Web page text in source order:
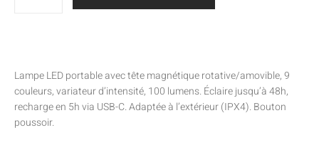
Lampe LED portable avec tête magnétique rotative/amovible, 9
couleurs, variateur d’intensité, 100 lumens. Éclaire jusqu’à 48h,
recharge en 5h via USB-C. Adaptée à l’extérieur (IPX4). Bouton
poussoir.